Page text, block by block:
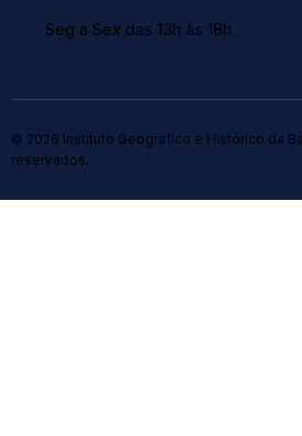
Seg a Sex das 13h às 18h
© 2026 Instituto Geográfico e Histórico da
reservados.